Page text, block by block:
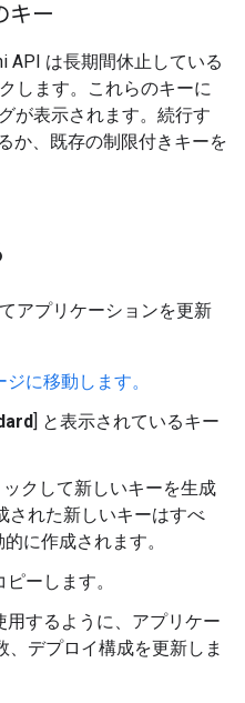
キー
API は長期間休止している
します。これらのキーに
が表示されます。続行す
か、既存の制限付きキーを
アプリケーションを更新
に移動します。
] と表示されているキー
クして新しいキーを生成
された新しいキーはすべ
に作成されます。
ーします。
用するように、アプリケー
、デプロイ構成を更新しま